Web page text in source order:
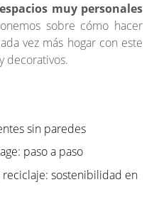
muy personales
sobre cómo hacer
vez más hogar con este
decorativos.
sin paredes
paso a paso
sostenibilidad en